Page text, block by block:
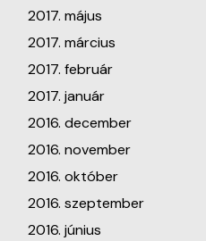
2017. május
2017. március
2017. február
2017. január
2016. december
2016. november
2016. október
2016. szeptember
2016. június